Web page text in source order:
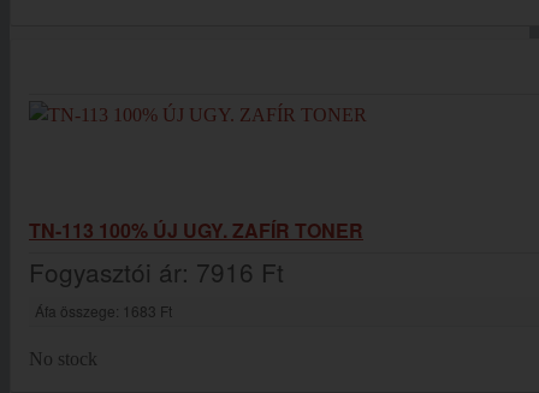
TN-113 100% ÚJ UGY. ZAFÍR TONER
Fogyasztói ár: 7916 Ft
Áfa összege: 1683 Ft
No stock